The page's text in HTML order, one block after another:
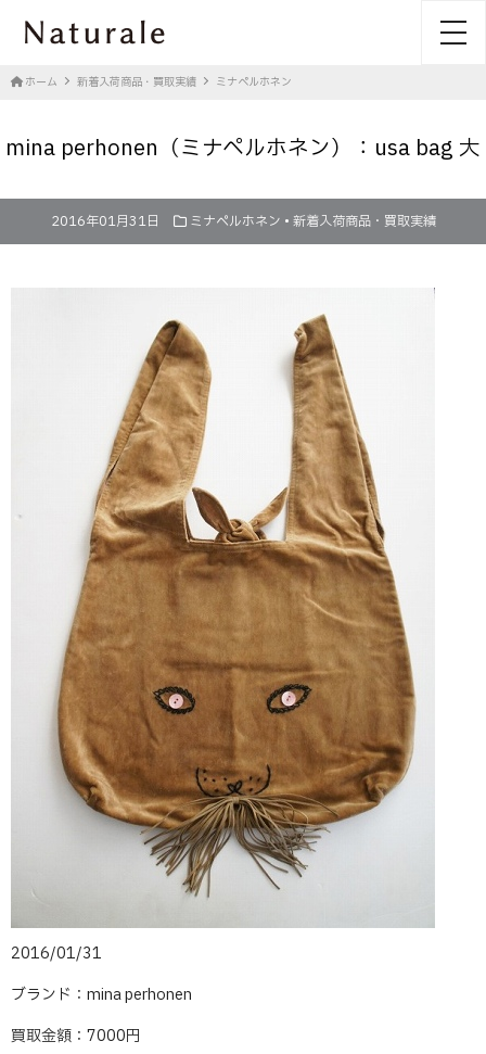
ホーム 新着入荷商品・買取実績 ミナペルホネン
mina perhonen（ミナペルホネン）：usa bag 大
2016年01月31日 ミナペルホネン • 新着入荷商品・買取実績
2016/01/31
ブランド：mina perhonen
買取金額：7000円